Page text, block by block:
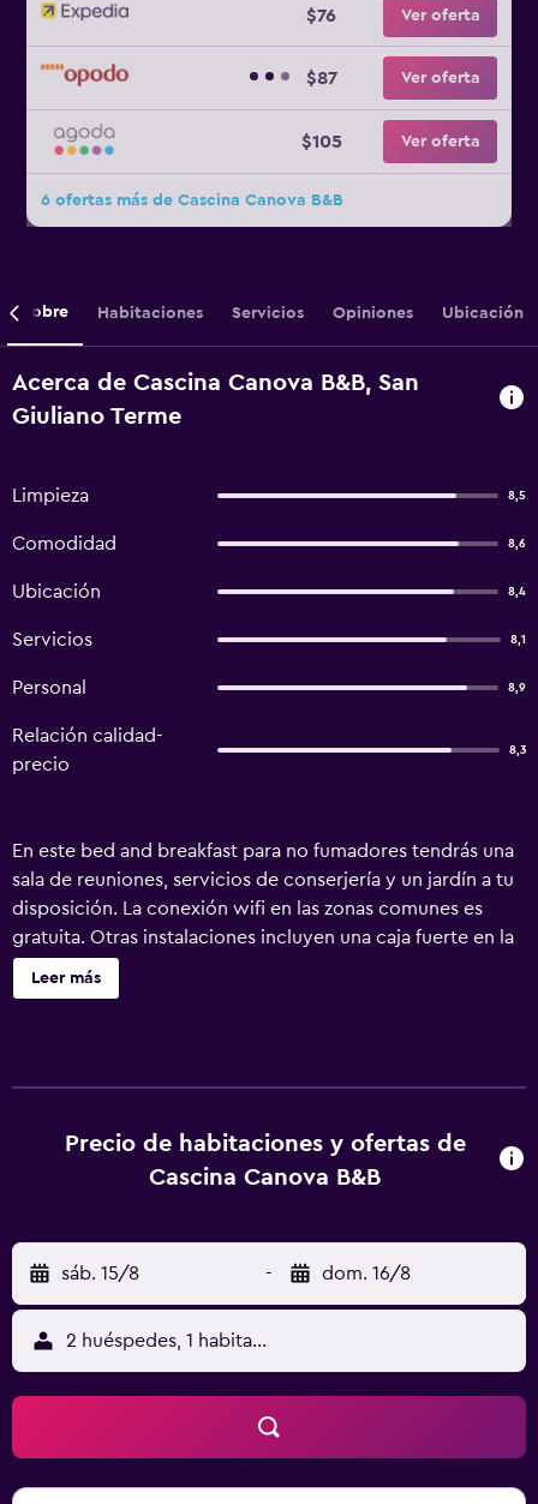
$76 Ver oferta
$87 Ver oferta
$105 Ver oferta
6 ofertas más de Cascina Canova B&B
Sobre Habitaciones Servicios Opiniones Ubicación
Acerca de Cascina Canova B&B, San
Giuliano Terme
Limpieza 8,5
Comodidad 8,6
Ubicación 8,4
Servicios 8,1
Personal 8,9
Relación calidad-
precio
8,3
En este bed and breakfast para no fumadores tendrás una
sala de reuniones, servicios de conserjería y un jardín a tu
disposición. La conexión wifi en las zonas comunes es
gratuita. Otras instalaciones incluyen una caja fuerte en la
recepción y personal multilingüe. Se ofrece un servicio de
limpieza a petición. Cascina Canova B&B ofrece 4
ofrece servicio de limpieza a petición. Se pueden
practicar las actividades de ocio y esparcimiento que se
Leer más
Precio de habitaciones y ofertas de
Cascina Canova B&B
sáb. 15/8 - dom. 16/8
2 huéspedes, 1 habitación